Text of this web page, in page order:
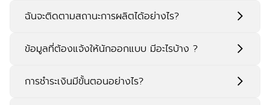
ฉันจะติดตามสถานะการผลิตได้อย่างไร?
ข้อมูลที่ต้องแจ้งให้นักออกแบบ มีอะไรบ้าง ?
ตัวอย่างสินค้า เช่น สบู่ กระปุกครีม ขวดเซรั่ม ฯลฯ
การชำระเงินมีขั้นตอนอย่างไร?